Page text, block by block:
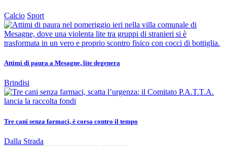
Calcio Sport
Attimi di paura a Mesagne, lite degenera
Brindisi
Tre cani senza farmaci, è corsa contro il tempo
Dalla Strada